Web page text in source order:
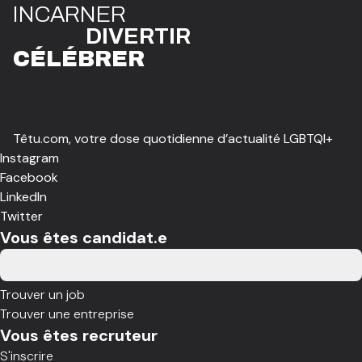
INCARNER
DIVERTIR
CÉLÉBRER
Têtu.com, votre dose quotidienne d’actualité LGBTQI+
Instagram
Facebook
LinkedIn
Twitter
Vous êtes candidat.e
Trouver un job
Trouver une entreprise
Vous êtes recruteur
S'inscrire